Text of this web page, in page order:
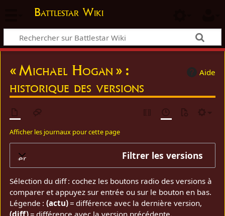
Battlestar Wiki
Aide
« Michael Hogan » :
historique des versions
Afficher les journaux pour cette page
Filtrer les versions
Sélection du diff : cochez les boutons radio des versions à
comparer et appuyez sur entrée ou sur le bouton en bas.
Légende :(actu)= différence avec la dernière version,